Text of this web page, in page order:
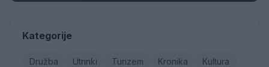
Kategorije
Družba Utrinki Turizem Kronika
Kultura